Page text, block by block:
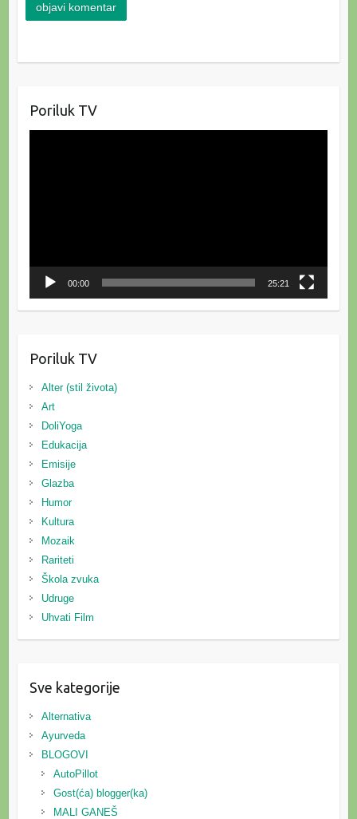
Poriluk TV
00:00 25:21
Poriluk TV
Alter (stil života)
Art
DoliYoga
Edukacija
Emisije
Glazba
Humor
Kultura
Mozaik
Rariteti
Škola zvuka
Udruge
Uhvati Film
Sve kategorije
Alternativa
Ayurveda
BLOGOVI
AutoPillot
Gost(ća) blogger(ka)
MALI GANEŠ